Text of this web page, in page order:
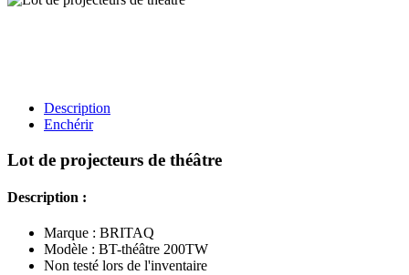
Description
Enchérir
Lot de projecteurs de théâtre
Description :
Marque : BRITAQ
Modèle : BT-théâtre 200TW
Non testé lors de l'inventaire